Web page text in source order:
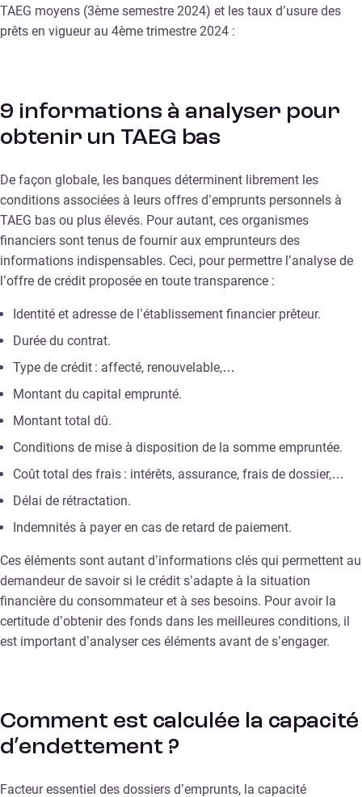
TAEG moyens (3ème semestre 2024) et les taux d’usure des
prêts en vigueur au 4ème trimestre 2024 :
9 informations à analyser pour
obtenir un TAEG bas
De façon globale, les banques déterminent librement les
conditions associées à leurs offres d’emprunts personnels à
TAEG bas ou plus élevés. Pour autant, ces organismes
financiers sont tenus de fournir aux emprunteurs des
informations indispensables. Ceci, pour permettre l’analyse de
l’offre de crédit proposée en toute transparence :
Identité et adresse de l’établissement financier prêteur.
Durée du contrat.
Type de crédit : affecté, renouvelable,…
Montant du capital emprunté.
Montant total dû.
Conditions de mise à disposition de la somme empruntée.
Coût total des frais : intérêts, assurance, frais de dossier,…
Délai de rétractation.
Indemnités à payer en cas de retard de paiement.
Ces éléments sont autant d’informations clés qui permettent au
demandeur de savoir si le crédit s’adapte à la situation
financière du consommateur et à ses besoins. Pour avoir la
certitude d’obtenir des fonds dans les meilleures conditions, il
est important d’analyser ces éléments avant de s’engager.
Comment est calculée la capacité
d’endettement ?
Facteur essentiel des dossiers d’emprunts, la capacité